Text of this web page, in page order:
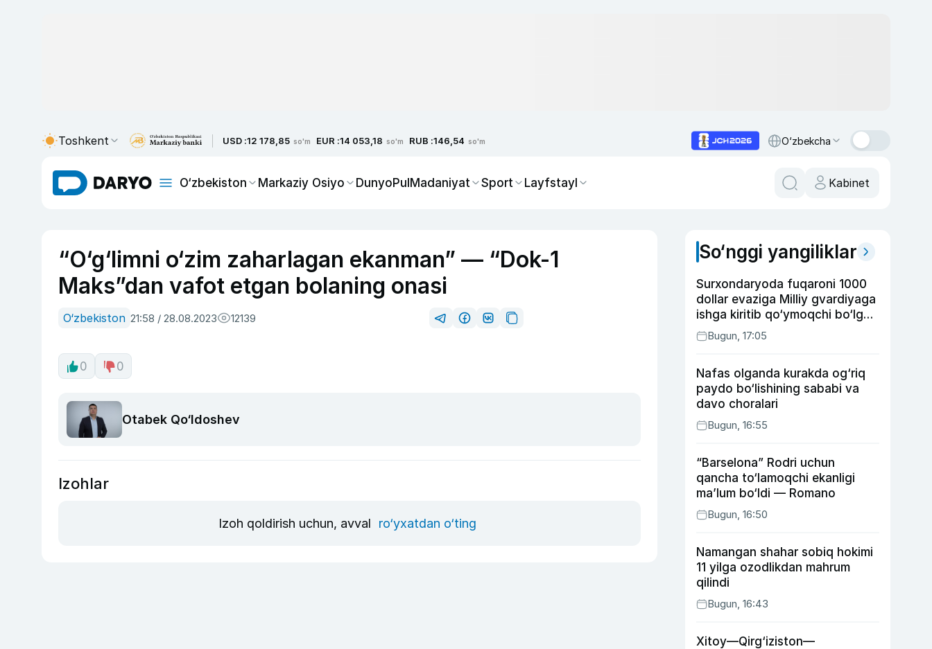
Toshkent USD :12 178,85 so'm EUR :14 053,18 so'm RUB :146,54 so'm O‘zbekcha
O‘zbekiston Markaziy Osiyo DunyoPulMadaniyat Sport Layfstayl Kabinet
“O‘g‘limni o‘zim zaharlagan ekanman” — “Dok-1
Maks”dan vafot etgan bolaning onasi
O‘zbekiston 21:58 / 28.08.2023 12139
0 0
Otabek Qo‘ldoshev
Izohlar
Izoh qoldirish uchun, avval ro‘yxatdan o‘ting
So‘nggi yangiliklar
Surxondaryoda fuqaroni 1000
dollar evaziga Milliy gvardiyaga
ishga kiritib qo‘ymoqchi bo‘lgan
shaxs ushlandi
Bugun, 17:05
Nafas olganda kurakda og‘riq
paydo bo‘lishining sababi va
davo choralari
Bugun, 16:55
“Barselona” Rodri uchun
qancha to‘lamoqchi ekanligi
ma’lum bo‘ldi — Romano
Bugun, 16:50
Namangan shahar sobiq hokimi
11 yilga ozodlikdan mahrum
qilindi
Bugun, 16:43
Xitoy—Qirg‘iziston—